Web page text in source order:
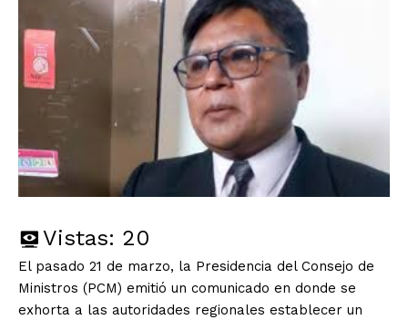
Vistas: 20
El pasado 21 de marzo, la Presidencia del Consejo de
Ministros (PCM) emitió un comunicado en donde se
exhorta a las autoridades regionales establecer un